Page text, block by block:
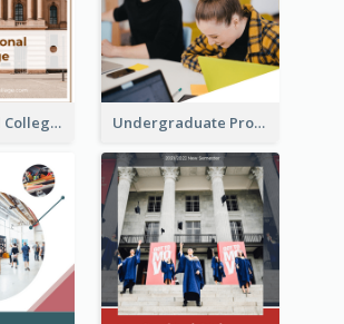
International College Prospectus Undergraduate Prospectus